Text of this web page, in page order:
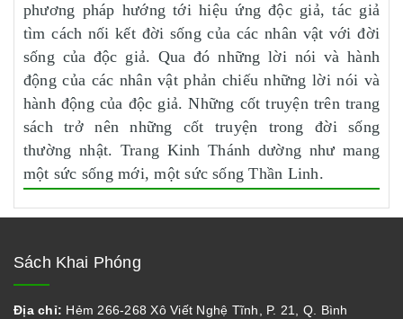
phương pháp hướng tới hiệu ứng độc giả, tác giả
tìm cách nối kết đời sống của các nhân vật với đời
sống của độc giả. Qua đó những lời nói và hành
động của các nhân vật phản chiếu những lời nói và
hành động của độc giả. Những cốt truyện trên trang
sách trở nên những cốt truyện trong đời sống
thường nhật. Trang Kinh Thánh dường như mang
một sức sống mới, một sức sống Thần Linh.
Sách Khai Phóng
Địa chỉ: Hẻm 266-268 Xô Viết Nghệ Tĩnh, P. 21, Q. Bình